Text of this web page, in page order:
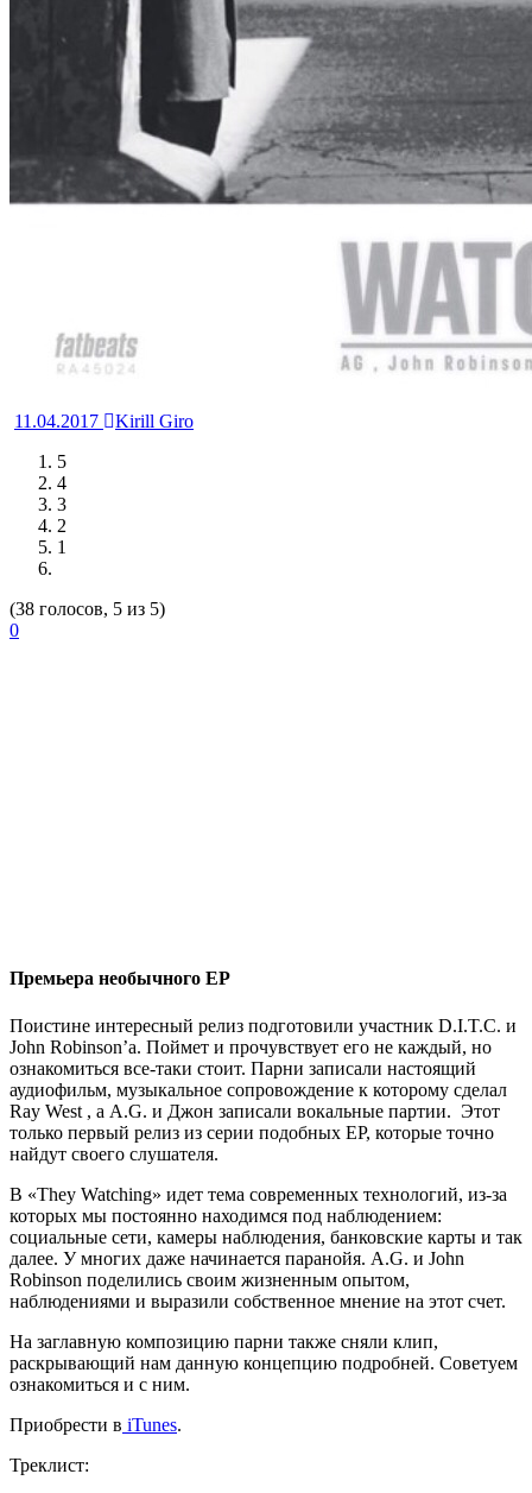
11.04.2017
Kirill Giro
5
4
3
2
1
(38 голосов, 5 из 5)
0
Премьера необычного EP
Поистине интересный релиз подготовили участник D.I.T.C. и
John Robinson’a. Поймет и прочувствует его не каждый, но
ознакомиться все-таки стоит. Парни записали настоящий
аудиофильм, музыкальное сопровождение к которому сделал
Ray West , а A.G. и Джон записали вокальные партии. Этот
только первый релиз из серии подобных EP, которые точно
найдут своего слушателя.
В «They Watching» идет тема современных технологий, из-за
которых мы постоянно находимся под наблюдением:
социальные сети, камеры наблюдения, банковские карты и так
далее. У многих даже начинается паранойя. A.G. и John
Robinson поделились своим жизненным опытом,
наблюдениями и выразили собственное мнение на этот счет.
На заглавную композицию парни также сняли клип,
раскрывающий нам данную концепцию подробней. Советуем
ознакомиться и с ним.
Приобрести в iTunes.
Треклист: